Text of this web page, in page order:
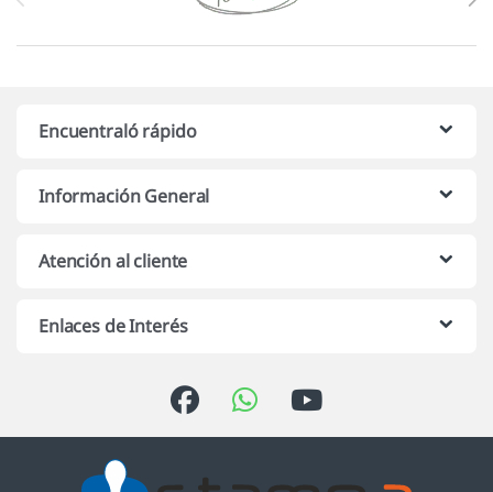
Encuentraló rápido
Información General
Atención al cliente
Enlaces de Interés